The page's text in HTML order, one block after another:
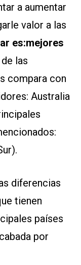
a aumentar
valor a las
es:mejores
de las
compara con
Australia
diferencias
tienen
países
por